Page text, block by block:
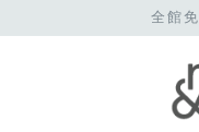
全館